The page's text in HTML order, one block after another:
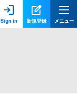
Sign in 新規登録 メニュー